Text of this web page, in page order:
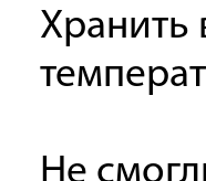
Хранить
Не